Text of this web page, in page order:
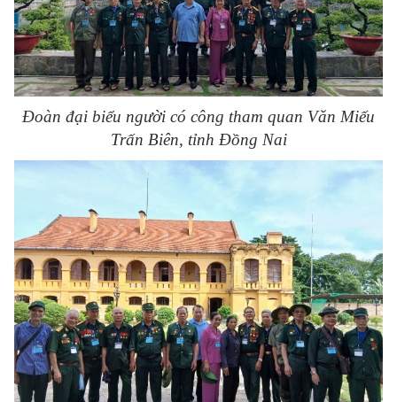
Đoàn đại biểu người có công tham quan Văn Miếu
Trấn Biên, tỉnh Đồng Nai